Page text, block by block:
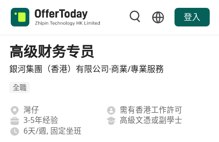
登入
高级财务专员
銀河集團（香港）有限公司·商業/專業服務
全職
灣仔
需有香港工作許可
3-5年经验
高級文憑或副學士
6天/週, 固定坐班